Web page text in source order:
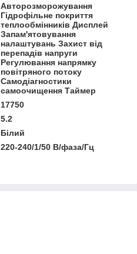
Авторозморожування
Гідрофільне покриття
теплообмінників Дисплей
Запам'ятовування
налаштувань Захист від
перепадів напруги
Регулювання напрямку
повітряного потоку
Самодіагностики
самоочищення Таймер
17750
5.2
Білий
220-240/1/50 В/фаза/Гц